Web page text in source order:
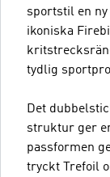
sportstil en
ikoniska
tydlig
Det
struktur ger
passformen
tryckt Trefoil